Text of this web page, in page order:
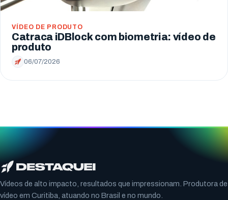
VÍDEO DE PRODUTO
Catraca iDBlock com biometria: vídeo de
produto
06/07/2026
Vídeos de alto impacto, resultados que impressionam. Produtora de
vídeo em Curitiba, atuando no Brasil e no mundo.